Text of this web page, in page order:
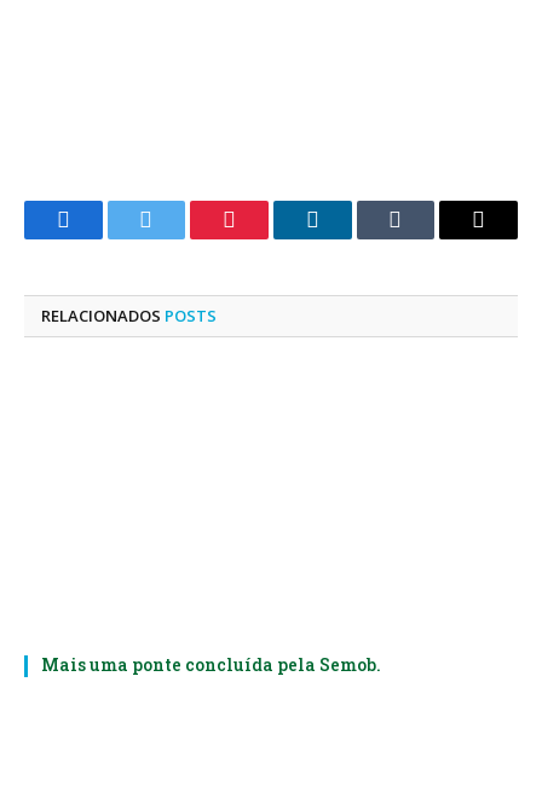
FacebookTwitter Pinterest LinkedInTumblr
E-
RELACIONADOS POSTS
Mais uma ponte concluída pela Semob.